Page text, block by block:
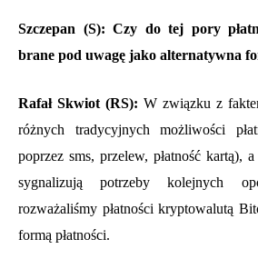
Szczepan (S): Czy do tej pory
brane pod uwagę jako alternatywna
Rafał Skwiot (RS): W związku z
różnych tradycyjnych możliwości
poprzez sms, przelew, płatność kartą),
sygnalizują potrzeby kolejnych
rozważaliśmy płatności kryptowalutą
formą płatności.